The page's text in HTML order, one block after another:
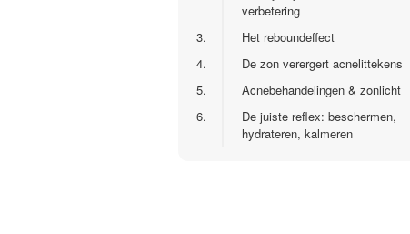
verbetering
3.
Het reboundeffect
4.
De zon verergert acnelittekens
5.
Acnebehandelingen & zonlicht
6.
De juiste reflex: beschermen,
hydrateren, kalmeren